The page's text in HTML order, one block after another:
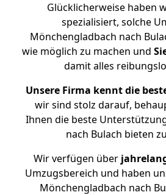
Glücklicherweise haben
spezialisiert, solche
Mönchengladbach nach
wie möglich zu machen und
damit alles
Unsere Firma kennt die
wir sind stolz darauf,
Ihnen die beste
nach Bulach bieten
Wir verfügen über
Umzugsbereich und haben
Mönchengladbach nach